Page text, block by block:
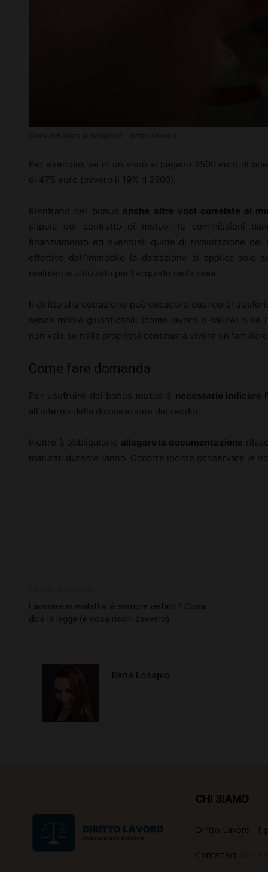
Per esempio, se in un anno si pagano 2500 euro di
di 475 euro (ovvero il 19% d 2500).
Rientrano nel bonus anche altre voci correlate al
stipula del contratto di mutuo, le commissioni
finanziamento ed eventuali quote di rivalutazione
effettivo dell’immobile la detrazione si applica solo
realmente utilizzato per l’acquisto della casa.
Il diritto alla detrazione può decadere quando si
senza motivi giustificabili (come lavoro o salute) o se
non vale se nella proprietà continua a vivere un
Come fare domanda
Per usufruire del bonus mutuo è necessario indicare
all’interno della dichiarazione dei redditi.
Inoltre è obbligatorio allegare la documentazione
maturati durante l’anno. Occorre inoltre conservare le
Lavorare in malattia: è sempre vietato? Cosa
dice la legge (e cosa rischi davvero)
Ilaria Losapio
CHI SIAMO
Diritto Lavoro - Il
Contattaci: